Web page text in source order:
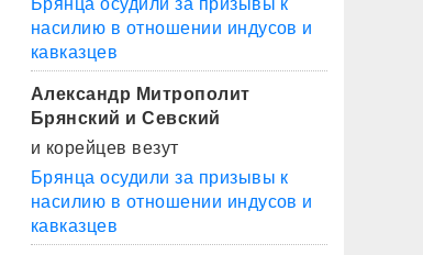
Брянца осудили за призывы к
насилию в отношении индусов и
кавказцев
Александр Митрополит
Брянский и Севский
и корейцев везут
Брянца осудили за призывы к
насилию в отношении индусов и
кавказцев